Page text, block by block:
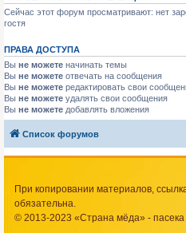
Сейчас этот форум просматривают: нет
гостя
ПРАВА ДОСТУПА
Вы не можете начинать темы
Вы не можете отвечать на сообщения
Вы не можете редактировать свои
Вы не можете удалять свои сообщения
Вы не можете добавлять вложения
Список форумов
При копировании материалов,
обязательна.
© 2013-2023 «Страна мёда» -